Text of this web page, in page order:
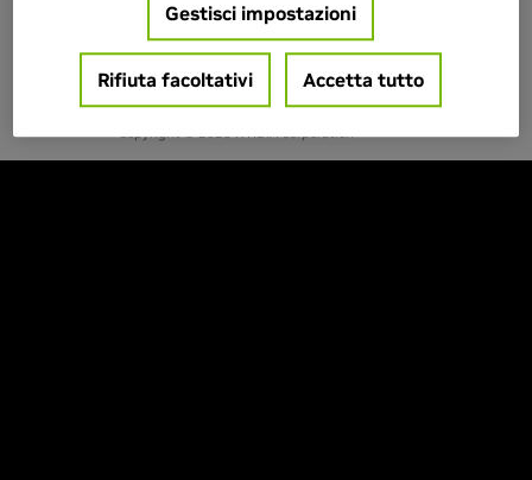
IT - ITALIA
Privacy Termini di servizio Contatti
Copyright © 2026 NVIDIA Corporation
Gestisci impostazioni
Rifiuta facoltativi Accetta tutto